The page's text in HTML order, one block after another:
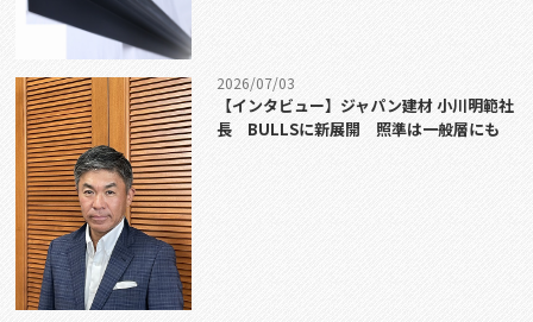
2026/07/03
【インタビュー】ジャパン建材 小川明範社
長 BULLSに新展開 照準は一般層にも